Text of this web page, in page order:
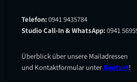
Telefon:0941 9435784
Studio Call-In & WhatsApp:0941
Überblick über unsere Mailadressen
und Kontaktformular unterKontakt!